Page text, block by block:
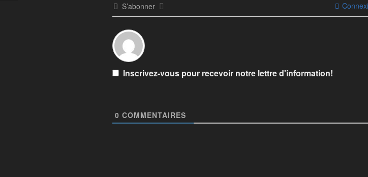
S’abonner
Inscrivez-vous pour recevoir notre lettre d'information!
0 COMMENTAIRES